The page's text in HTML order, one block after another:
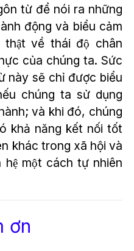
từ để nói ra những
động và biểu cảm
về thái độ chân
của chúng ta. Sức
này sẽ chỉ được biểu
chúng ta sử dụng
và khi đó, chúng
khả năng kết nối tốt
khác trong xã hội và
hệ một cách tự nhiên
ơn